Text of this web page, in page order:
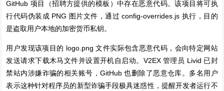
GitHub 项目（招聘方提供的模板）中存在恶意代码。该项目将可执
行代码伪装成 PNG 图片文件，通过 config-overrides.js 执行，目的
是盗取用户本地的加密货币私钥。
用户发现该项目的 logo.png 文件实际包含恶意代码，会向特定网站
发送请求下载木马文件并设置开机自启动。V2EX 管理员 Livid 已封
禁站内涉嫌诈骗的相关账号，GitHub 也删除了恶意仓库。多名用户
表示这种针对程序员的新型诈骗手段极具迷惑性，提醒开发者运行不